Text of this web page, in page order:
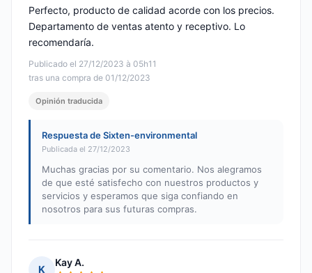
Publicado el 27/12/2023 à 05h11
tras una compra de 01/12/2023
Perfecto, producto de calidad acorde con los precios.
Departamento de ventas atento y receptivo. Lo
recomendaría.
Opinión traducida
Respuesta de Sixten-environmental
Publicada el 27/12/2023
Muchas gracias por su comentario. Nos alegramos
de que esté satisfecho con nuestros productos y
servicios y esperamos que siga confiando en
nosotros para sus futuras compras.
K
Kay A.